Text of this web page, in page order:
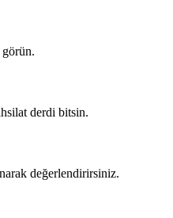
görün.
derdi bitsin.
değerlendirirsiniz.